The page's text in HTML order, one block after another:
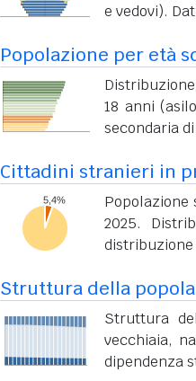
e vedovi).
Popolazione per età
18 anni
secondaria
Cittadini stranieri in
Popolazione
2025.
distribuzione
Struttura della
Struttura
vecchiaia,
dipendenza